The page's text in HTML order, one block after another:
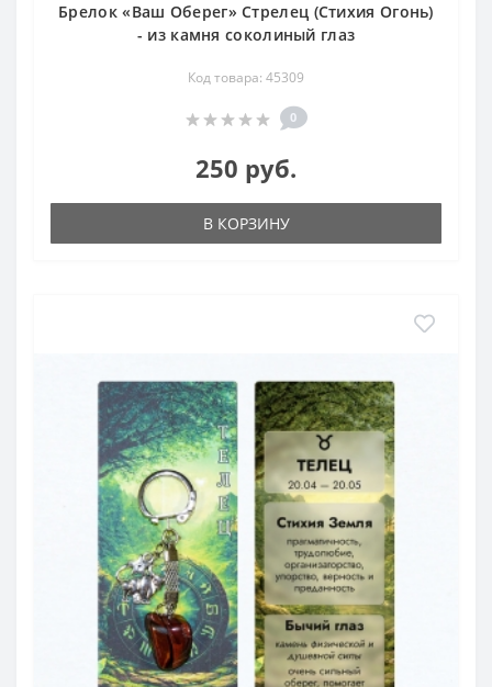
Брелок «Ваш Оберег» Стрелец (Стихия Огонь)
- из камня соколиный глаз
Код товара: 45309
0
250 руб.
В КОРЗИНУ